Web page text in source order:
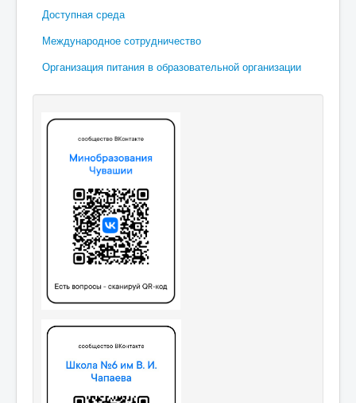
Доступная среда
Международное сотрудничество
Организация питания в образовательной организации